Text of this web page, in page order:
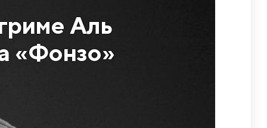
Аль
«Фонзо»